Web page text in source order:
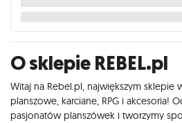
O sklepie REBEL.pl
Witaj na Rebel.pl, największym sklepie
planszowe, karciane, RPG i akcesoria!
pasjonatów planszówek i tworzymy